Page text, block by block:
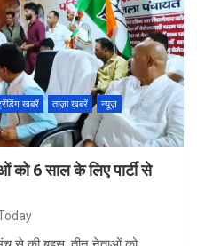
खबरें ताज़ा ख़बरें
न्यूज़
को 6 साल के लिए पार्टी से